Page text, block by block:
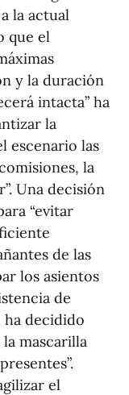
la actual
que el
y la duración
intacta” ha
la
escenario las
la
Una decisión
“evitar
de las
los asientos
de
ha decidido
mascarilla
el